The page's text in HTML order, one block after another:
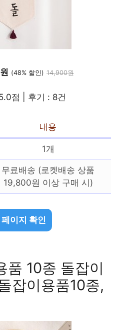
(48% 할인) 14,900원
점 | 후기 : 8건
내용
1개
무료배송 (로켓배송 상품
19,800원 이상 구매 시)
이지 확인
품 10종 돌잡이
잡이용품10종,